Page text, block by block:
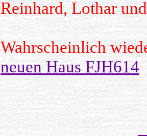
Reinhard, Lothar
Wahrscheinlich
neuen Haus FJH614